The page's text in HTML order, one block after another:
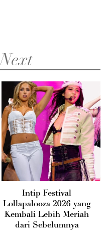
Intip Festival
Lollapalooza 2026 yang
Kembali Lebih Meriah
dari Sebelumnya